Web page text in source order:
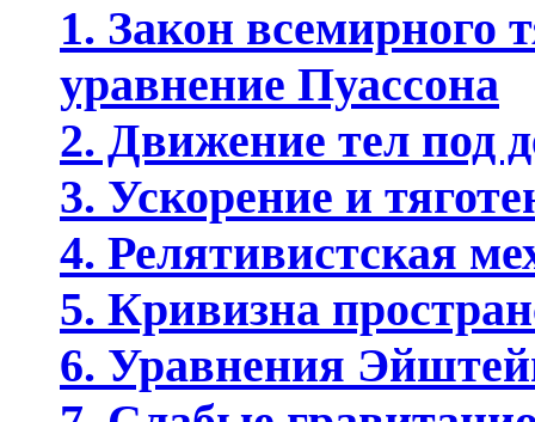
1. Закон всемирного
уравнение Пуассона
2. Движение тел под
3. Ускорение и
4. Релятивистская
5. Кривизна
6. Уравнения